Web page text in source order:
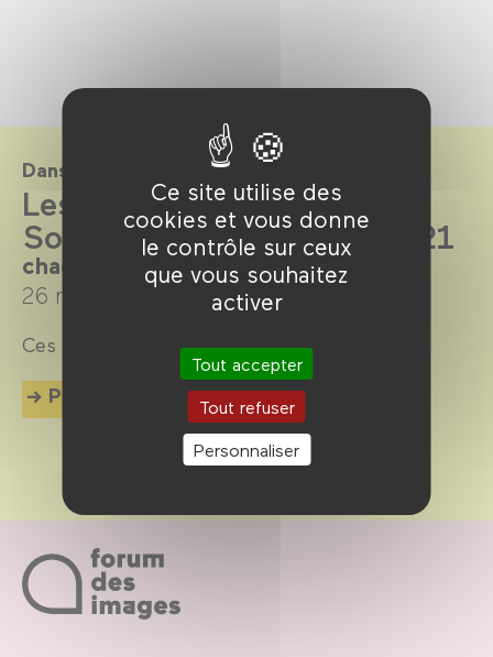
Ce site utilise des
cookies et vous donne
le contrôle sur ceux
que vous souhaitez
activer
Tout accepter
Tout refuser
Personnaliser
Dans le cadre de
Les ciné-débats de la
Sorbonne saison 2020-2021
chaque mois, de novembre à avril
26 novembre 2020 → 1 avril 2021
Ces Belges qui font le cinéma français
Plus d'info